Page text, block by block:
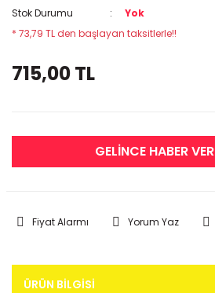
Stok Durumu
Yok
* 73,79 TL den başlayan taksitlerle!!
715,00 TL
GELİNCE HABER VER
Fiyat Alarmı Yorum Yaz
ÜRÜN BILGISI